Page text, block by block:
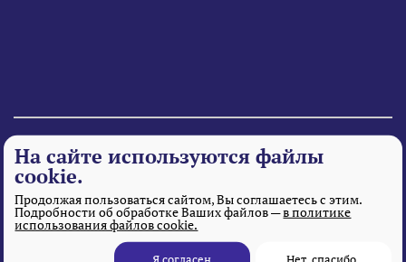
© 1995 - 2026 «Веста» Все права защищены.
На сайте используются файлы
cookie.
Продолжая пользоваться сайтом, Вы соглашаетесь с этим.
Подробности об обработке Ваших файлов —в политике
использования файлов cookie.